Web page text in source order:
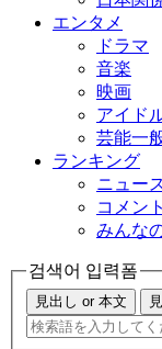
エンタメ
ドラマ
音楽
映画
アイド
芸能一
ランキング
ニュー
コメント
みんな
검색어 입력폼
見出し or 本文